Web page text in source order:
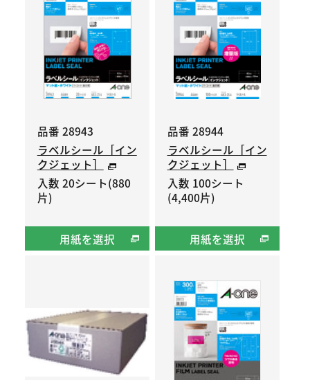
品番 28943
ラベルシール［イン
クジェット］
入数 20シート(880
片)
用紙を選択
品番 28944
ラベルシール［イン
クジェット］
入数 100シート
(4,400片)
用紙を選択